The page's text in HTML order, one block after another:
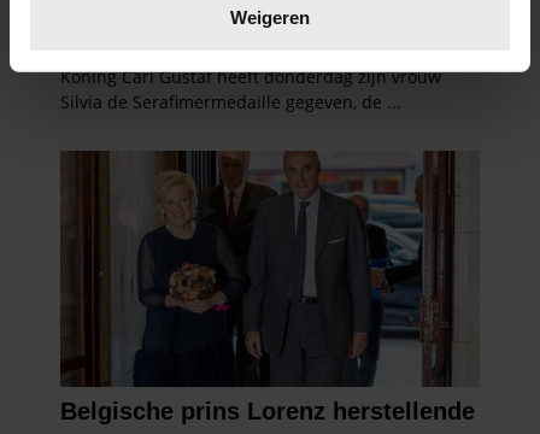
verwerkt en stel uw voorkeuren in het
intrekken in de Cookieverklaring.
personaliseren, om functies voor social media te bieden
en om ons websiteverkeer te analyseren. Ook delen we
informatie over uw gebruik van onze site met onze
partners voor social media, adverteren en analyse. Deze
partners kunnen deze gegevens combineren met andere
informatie die u aan ze heeft verstrekt of die ze hebben
verzameld op basis van uw gebruik van hun services. U
gaat akkoord met onze cookies als u onze website blijft
gebruiken.
Weigeren